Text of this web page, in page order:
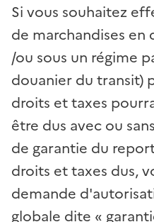
Si vous souhaitez
de marchandises
/ou sous un régime
douanier du transit)
droits et taxes
être dus avec ou
de garantie du
droits et taxes dus,
demande
globale dite «